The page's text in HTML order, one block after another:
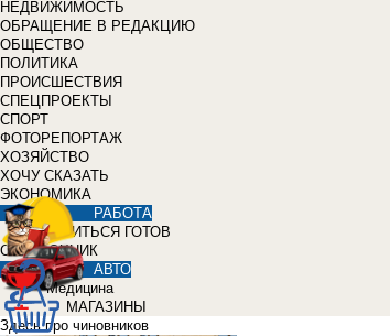
НЕДВИЖИМОСТЬ
ОБРАЩЕНИЕ В РЕДАКЦИЮ
ОБЩЕСТВО
ПОЛИТИКА
ПРОИСШЕСТВИЯ
СПЕЦПРОЕКТЫ
СПОРТ
ФОТОРЕПОРТАЖ
ХОЗЯЙСТВО
ХОЧУ СКАЗАТЬ
ЭКОНОМИКА
РАБОТА
УЧИТЬСЯ ГОТОВ
СПРАВОЧНИК
АВТО
Медицина
МАГАЗИНЫ
Здесь про чиновников